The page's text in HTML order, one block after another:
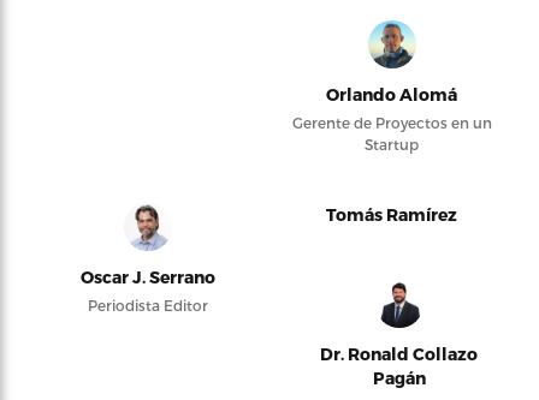
Orlando Alomá
Gerente de Proyectos en un
Startup
Oscar J. Serrano
Periodista Editor
Tomás Ramírez
Dr. Ronald Collazo
Pagán